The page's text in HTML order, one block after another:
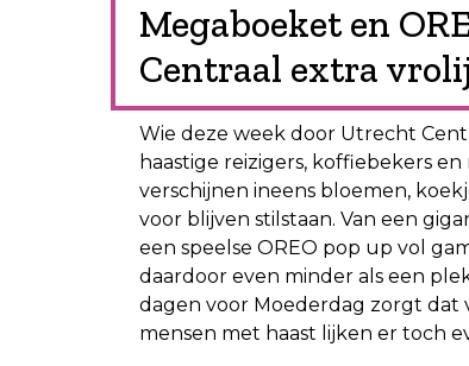
Megaboeket en
Centraal extra
Wie deze week door Utrecht
haastige reizigers, koffiebekers
verschijnen ineens bloemen,
voor blijven stilstaan. Van een
een speelse OREO pop up vol
daardoor even minder als een
dagen voor Moederdag zorgt dat
mensen met haast lijken er toch